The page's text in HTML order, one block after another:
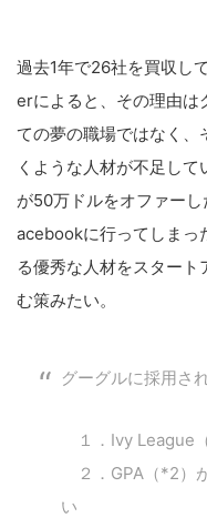
過去1年で26社を買収し
erによると、その理由は
ての夢の職場ではなく、
くような人材が不足し
が50万ドルをオファー
acebookに行ってしまっ
る優秀な人材をスター
む策みたい。
グーグルに採用さ
１．Ivy League
２．GPA（*2）
い
Drone
投資家登録
Block Data Bank